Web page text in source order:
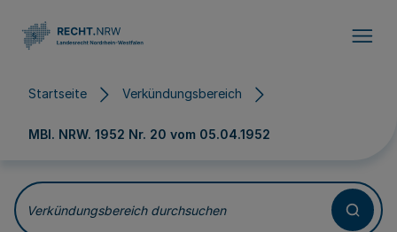
Startseite Verkündungsbereich
MBl. NRW. 1952 Nr. 20 vom 05.04.1952
Verkündungsbereich durchsuchen